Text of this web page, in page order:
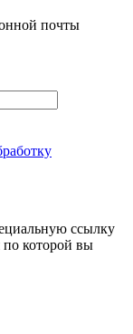
почты
ссылку
по которой вы